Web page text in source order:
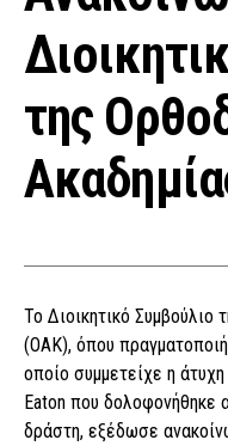
της
Το Διοικητικό Συμβούλιο
(ΟΑΚ), όπου
οποίο συμμετείχε η
Eaton που δολοφονήθηκε
δράστη, εξέδωσε